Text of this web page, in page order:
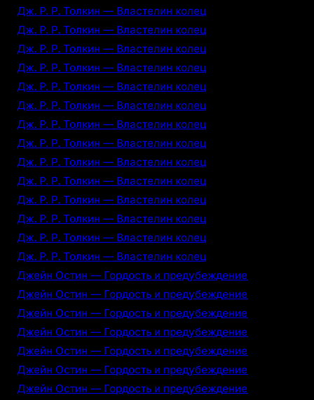
Дж. Р. Р. Толкин — Властелин колец
Дж. Р. Р. Толкин — Властелин колец
Дж. Р. Р. Толкин — Властелин колец
Дж. Р. Р. Толкин — Властелин колец
Дж. Р. Р. Толкин — Властелин колец
Дж. Р. Р. Толкин — Властелин колец
Дж. Р. Р. Толкин — Властелин колец
Дж. Р. Р. Толкин — Властелин колец
Дж. Р. Р. Толкин — Властелин колец
Дж. Р. Р. Толкин — Властелин колец
Дж. Р. Р. Толкин — Властелин колец
Дж. Р. Р. Толкин — Властелин колец
Дж. Р. Р. Толкин — Властелин колец
Дж. Р. Р. Толкин — Властелин колец
Джейн Остин — Гордость и предубеждение
Джейн Остин — Гордость и предубеждение
Джейн Остин — Гордость и предубеждение
Джейн Остин — Гордость и предубеждение
Джейн Остин — Гордость и предубеждение
Джейн Остин — Гордость и предубеждение
Джейн Остин — Гордость и предубеждение